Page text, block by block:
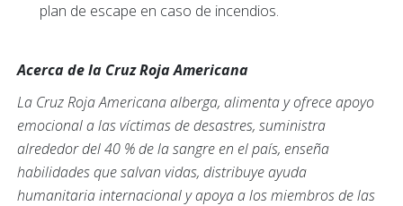
plan de escape en caso de incendios.
Acerca de la Cruz Roja Americana
La Cruz Roja Americana alberga, alimenta y ofrece apoyo
emocional a las víctimas de desastres, suministra
alrededor del 40 % de la sangre en el país, enseña
habilidades que salvan vidas, distribuye ayuda
humanitaria internacional y apoya a los miembros de las